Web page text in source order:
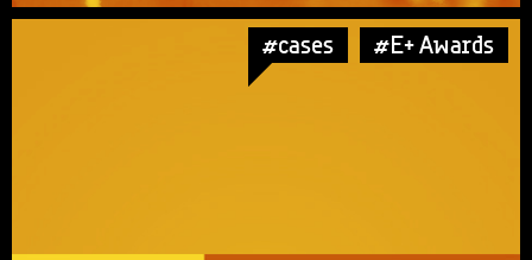
#cases #E+ Awards